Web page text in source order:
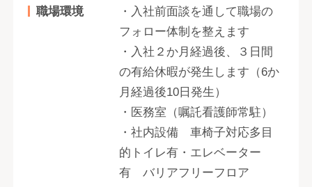
職場環境
・入社前面談を通して職場の
フォロー体制を整えます
・入社２か月経過後、３日間
の有給休暇が発生します（6か
月経過後10日発生）
・医務室（嘱託看護師常駐）
・社内設備 車椅子対応多目
的トイレ有・エレベーター
有 バリアフリーフロア